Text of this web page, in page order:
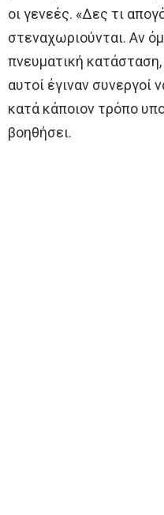
οι γενεές. «Δες τι
στεναχωριούνται. Αν
πνευματική κατάσταση,
αυτοί έγιναν συνεργοί
κατά κάποιον τρόπο
βοηθήσει.